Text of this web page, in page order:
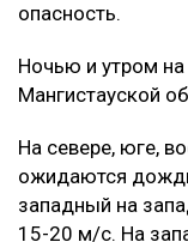
опасность.
Ночью и утром на
Мангистауской
На севере, юге,
ожидаются
западный на
15-20 м/с. На